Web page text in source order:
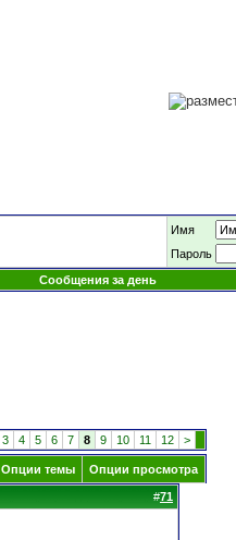
Имя
Пароль
Сообщения за день
3 4 5 6 7 8 9 10 11 12 >
Опции темы Опции просмотра
#71